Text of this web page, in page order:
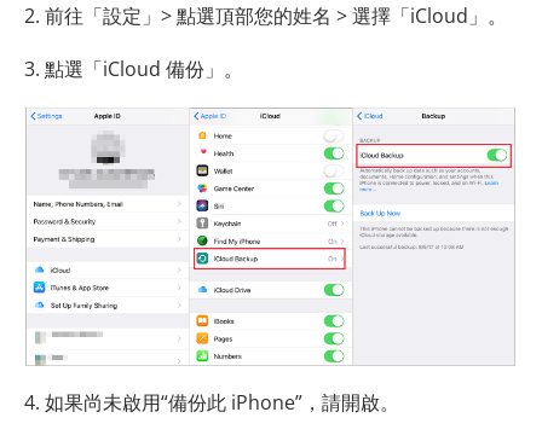
2. 前往「設定」> 點選頂部您的姓名 > 選擇「iCloud」。
3. 點選「iCloud 備份」。
4. 如果尚未啟用“備份此 iPhone”，請開啟。